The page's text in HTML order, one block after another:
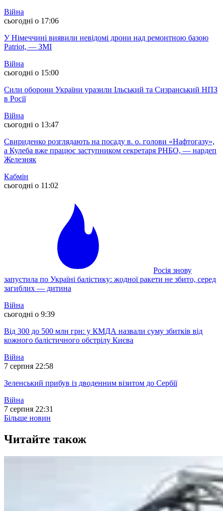
Війна
сьогодні о 17:06
У Німеччині виявили невідомі дрони над ремонтною базою
Patriot, — ЗМІ
Війна
сьогодні о 15:00
Сили оборони України уразили Ільський та Сизранський НПЗ
в Росії
Війна
сьогодні о 13:47
Свириденко розглядають на посаду в. о. голови «Нафтогазу»,
а Кулеба вже працює заступником секретаря РНБО, — нардеп
Железняк
Кабмін
сьогодні о 11:02
Росія знову
запустила по Україні балістику: жодної ракети не збито, серед
загиблих — дитина
Війна
сьогодні о 9:39
Від 300 до 500 млн грн: у КМДА назвали суму збитків від
кожного балістичного обстрілу Києва
Війна
7 серпня 22:58
Зеленський прибув із дводенним візитом до Сербії
Війна
7 серпня 22:31
Більше новин
Читайте також